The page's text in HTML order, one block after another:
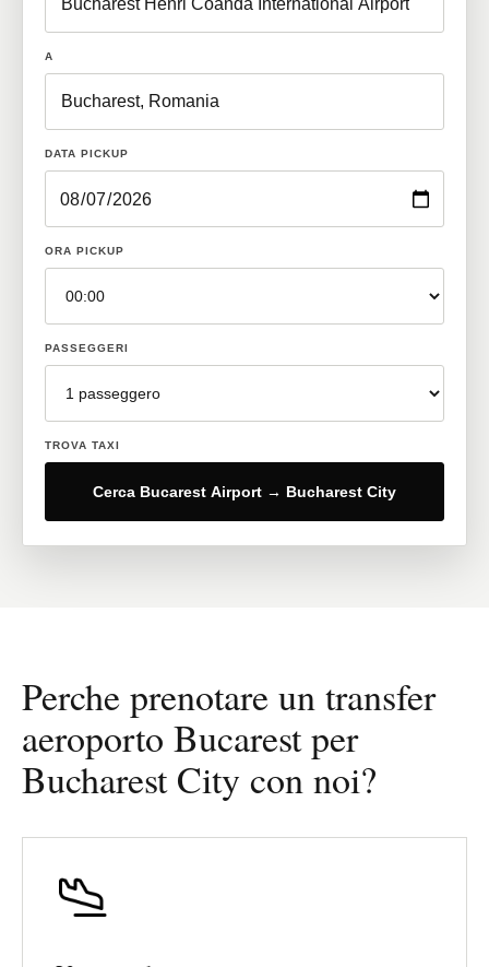
A
DATA PICKUP
ORA PICKUP
PASSEGGERI
TROVA TAXI
Cerca Bucarest Airport → Bucharest City
Perche prenotare un transfer
aeroporto Bucarest per
Bucharest City con noi?